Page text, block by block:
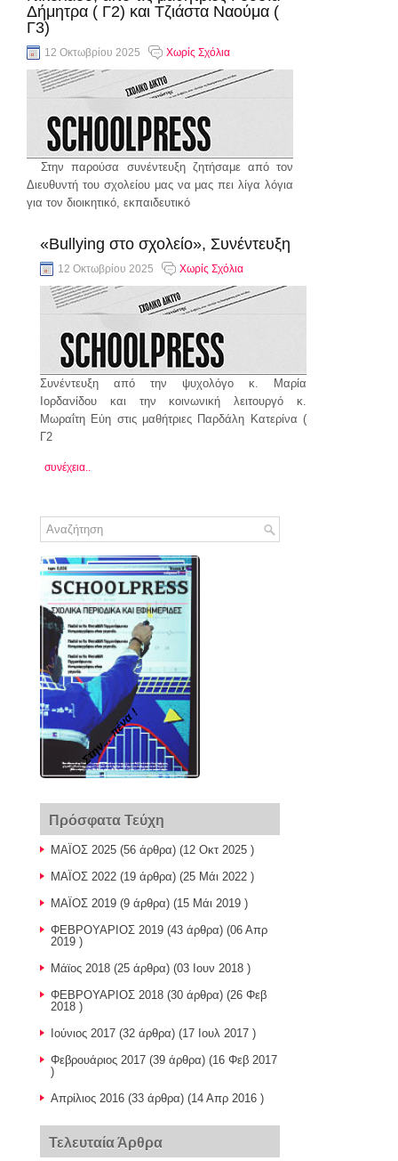
Δήμητρα ( Γ2) και Τζιάστα Ναούμα (
Γ3)
12 Οκτωβρίου 2025 Χωρίς Σχόλια
Στην παρούσα συνέντευξη ζητήσαμε από τον
Διευθυντή του σχολείου μας να μας πει λίγα λόγια
για τον διοικητικό, εκπαιδευτικό
«Bullying στο σχολείο», Συνέντευξη
12 Οκτωβρίου 2025 Χωρίς Σχόλια
Συνέντευξη από την ψυχολόγο κ. Μαρία
Ιορδανίδου και την κοινωνική λειτουργό κ.
Μωραΐτη Εύη στις μαθήτριες Παρδάλη Κατερίνα (
Γ2
συνέχεια..
Στην... πένα !
Πρόσφατα Τεύχη
ΜΑΪΟΣ 2025 (56 άρθρα) (12 Οκτ 2025 )
ΜΑΪΟΣ 2022 (19 άρθρα) (25 Μάι 2022 )
ΜΑΪΟΣ 2019 (9 άρθρα) (15 Μάι 2019 )
ΦΕΒΡΟΥΑΡΙΟΣ 2019 (43 άρθρα) (06 Απρ
2019 )
Μάϊος 2018 (25 άρθρα) (03 Ιουν 2018 )
ΦΕΒΡΟΥΑΡΙΟΣ 2018 (30 άρθρα) (26 Φεβ
2018 )
Ιούνιος 2017 (32 άρθρα) (17 Ιουλ 2017 )
Φεβρουάριος 2017 (39 άρθρα) (16 Φεβ 2017
)
Απρίλιος 2016 (33 άρθρα) (14 Απρ 2016 )
Τελευταία Άρθρα